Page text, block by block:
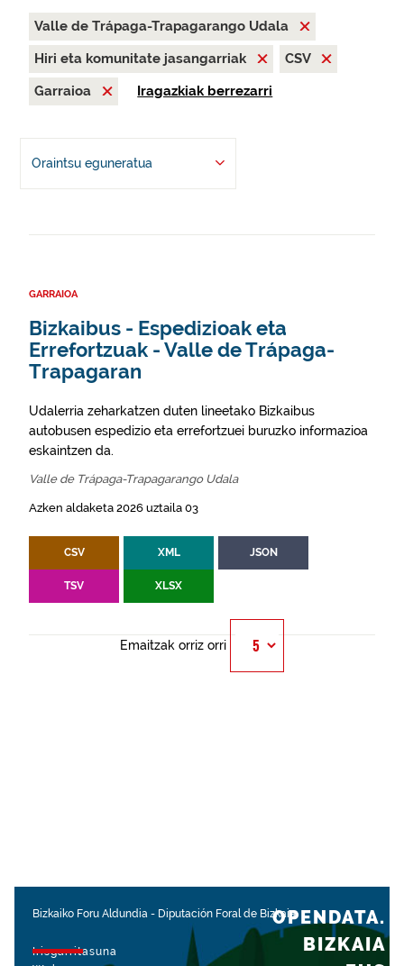
Valle de Trápaga-Trapagarango Udala
Hiri eta komunitate jasangarriak
CSV
Garraioa
Iragazkiak berrezarri
Oraintsu eguneratua
GARRAIOA
Bizkaibus - Espedizioak eta
Errefortzuak - Valle de Trápaga-
Trapagaran
Udalerria zeharkatzen duten lineetako Bizkaibus
autobusen espedizio eta errefortzuei buruzko informazioa
eskaintzen da.
Valle de Trápaga-Trapagarango Udala
Azken aldaketa 2026 uztaila 03
CSV XML JSON
TSV XLSX
Emaitzak orriz orri
Bizkaiko Foru Aldundia - Diputación Foral de Bizkaia
Irisgarritasuna
OPENDATA.
BIZKAIA